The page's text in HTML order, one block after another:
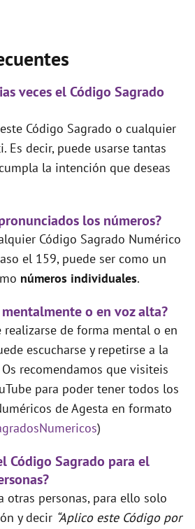
veces el Código Sagrado
Código Sagrado o cualquier
Es decir, puede usarse tantas
la intención que deseas
los números?
Código Sagrado Numérico
el 159, puede ser como un
números individuales.
o en voz alta?
realizarse de forma mental o en
escucharse y repetirse a la
recomendamos que visiteis
para poder tener todos los
de Agesta en formato
)
Código Sagrado para el
otras personas, para ello solo
y decir “Aplico este Código por